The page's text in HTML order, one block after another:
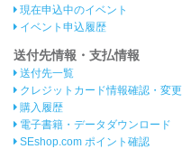
現在申込中のイベント
イベント申込履歴
送付先情報・支払情報
送付先一覧
クレジットカード情報確認・変更
購入履歴
電子書籍・データダウンロード
SEshop.com ポイント確認